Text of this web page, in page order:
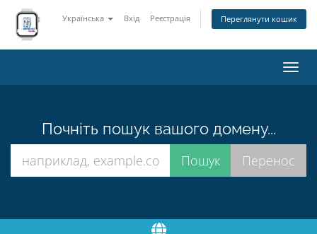
Українська Вхід Реєстрація Переглянути кошик
Почніть пошук вашого домену...